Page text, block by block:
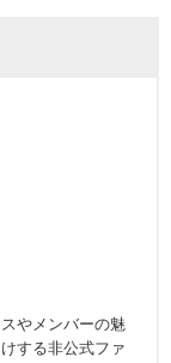
やメンバーの魅
する非公式ファ